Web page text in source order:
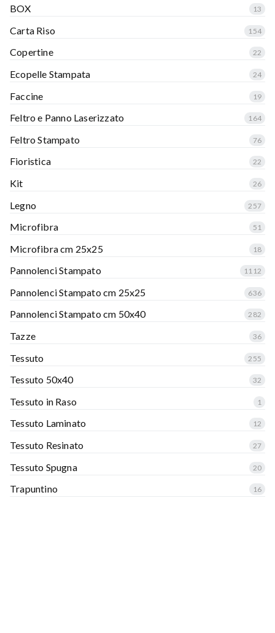
BOX 13
Carta Riso 154
Copertine 22
Ecopelle Stampata 24
Faccine 19
Feltro e Panno Laserizzato 164
Feltro Stampato 76
Fioristica 22
Kit 26
Legno 257
Microfibra 51
Microfibra cm 25x25 18
Pannolenci Stampato 1112
Pannolenci Stampato cm 25x25 636
Pannolenci Stampato cm 50x40 282
Tazze 36
Tessuto 255
Tessuto 50x40 32
Tessuto in Raso 1
Tessuto Laminato 12
Tessuto Resinato 27
Tessuto Spugna 20
Trapuntino 16